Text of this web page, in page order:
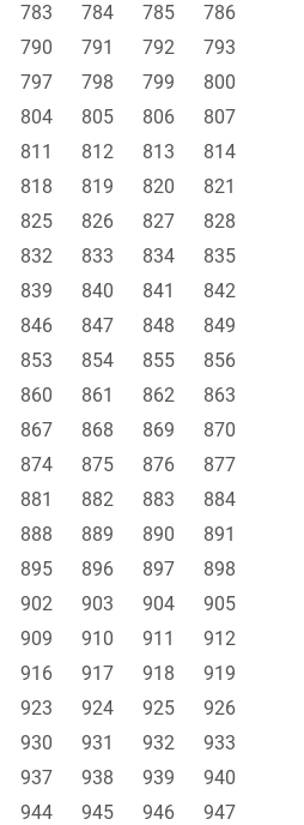
783 784 785
786
790 791 792
793
797 798 799
800
804 805 806
807
811 812 813
814
818 819 820
821
825 826 827
828
832 833 834
835
839 840 841
842
846 847 848
849
853 854 855
856
860 861 862
863
867 868 869
870
874 875 876
877
881 882 883
884
888 889 890
891
895 896 897
898
902 903 904
905
909 910 911
912
916 917 918
919
923 924 925
926
930 931 932
933
937 938 939
940
944 945 946
947